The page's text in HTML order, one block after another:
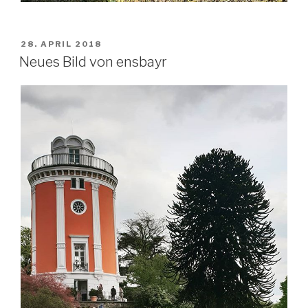
VERÖFFENTLICHT
AM
28. APRIL 2018
Neues Bild von ensbayr